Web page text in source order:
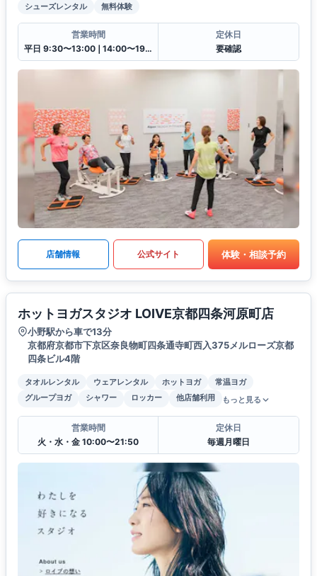
シューズレンタル 無料体験
営業時間
平日 9:30〜13:00❘14:00〜19:30土日祝 9:30〜13:00❘14:00〜18:00
定休日
要確認
店舗情報 公式サイト 体験・相談予約
ホットヨガスタジオ LOIVE京都四条河原町店
小野駅から車で13分
京都府京都市下京区奈良物町四条通寺町西入375メルローズ京都
四条ビル4階
タオルレンタル ウェアレンタル ホットヨガ
常温ヨガ
グループヨガ
シャワー ロッカー 他店舗利用 もっと見る
営業時間
火・水・金 10:00〜21:50
定休日
毎週月曜日